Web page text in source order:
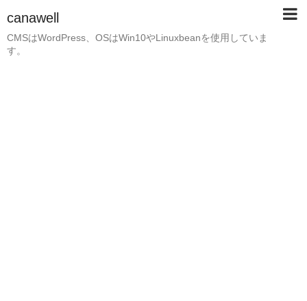
canawell
CMSはWordPress、OSはWin10やLinuxbeanを使用していま
す。